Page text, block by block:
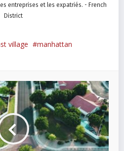
entreprises et les expatriés. - French
District
village
manhattan